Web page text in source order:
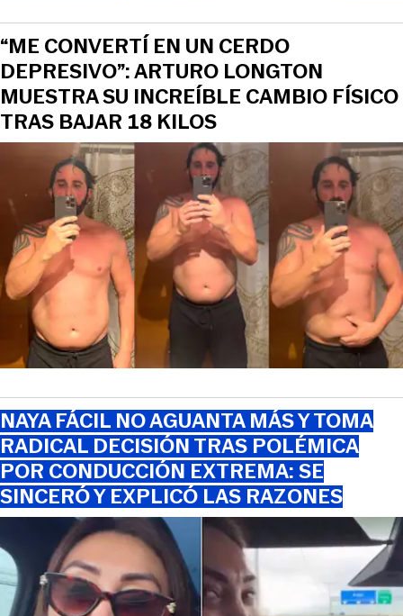
“ME CONVERTÍ EN UN CERDO
DEPRESIVO”: ARTURO LONGTON
MUESTRA SU INCREÍBLE CAMBIO FÍSICO
TRAS BAJAR 18 KILOS
NAYA FÁCIL NO AGUANTA MÁS Y TOMA
RADICAL DECISIÓN TRAS POLÉMICA
POR CONDUCCIÓN EXTREMA: SE
SINCERÓ Y EXPLICÓ LAS RAZONES